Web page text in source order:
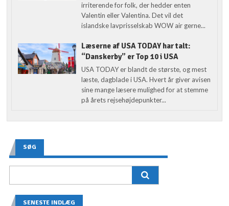
irriterende for folk, der hedder enten
Valentin eller Valentina. Det vil det
islandske lavprisselskab WOW air gerne...
Læserne af USA TODAY har talt:
“Danskerby” er Top 10 i USA
USA TODAY er blandt de største, og mest
læste, dagblade i USA. Hvert år giver avisen
sine mange læsere mulighed for at stemme
på årets rejsehøjdepunkter...
SØG
SENESTE INDLÆG